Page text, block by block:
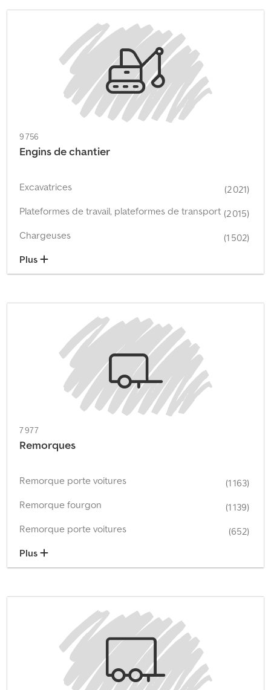
9 756
Engins de chantier
Excavatrices
(2 021)
Plateformes de travail, plateformes de transport (2 015)
Chargeuses
(1 502)
Plus
7 977
Remorques
Remorque porte voitures
(1 163)
Remorque fourgon
(1 139)
Remorque porte voitures
(652)
Plus